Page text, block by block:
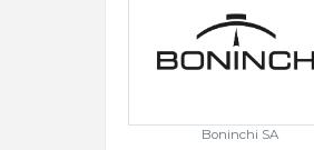
Boninchi SA